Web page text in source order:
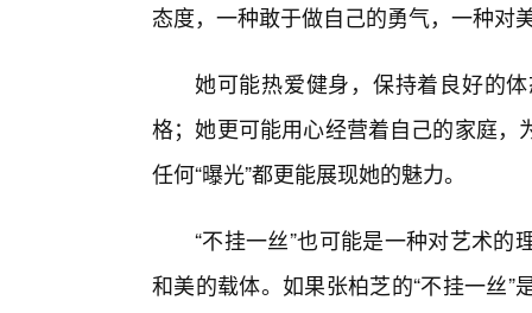
态度，一种敢于做自己的勇气，一种对
她可能热爱健身，保持着良好的
格；她更可能用心经营着自己的家庭
任何“曝光”都更能展现她的魅力。
“不挂一丝”也可能是一种对艺术
和美的载体。如果张柏芝的“不挂一丝